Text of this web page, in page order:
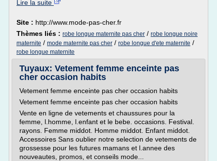
Lire la suite
Site : http://www.mode-pas-cher.fr
Thèmes liés : robe longue maternite pas cher / robe longue noire
maternite / mode maternite pas cher / robe longue d'ete maternite /
robe longue maternite
Tuyaux: Vetement femme enceinte pas
cher occasion habits
Vetement femme enceinte pas cher occasion habits
Vetement femme enceinte pas cher occasion habits
Vente en ligne de vetements et chaussures pour la
femme, l.homme, l.enfant et le bebe. occasions. Festival.
rayons. Femme middot. Homme middot. Enfant middot.
Accessoires Sans oublier notre selection de vetements de
grossesse pour les futures mamans et l.annee des
nouveautes, promos, et conseils mode...